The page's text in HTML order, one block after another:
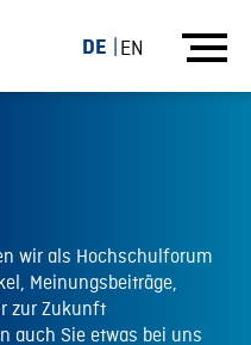
DE EN
wir als Hochschulforum
Meinungsbeiträge,
zur Zukunft
auch Sie etwas bei uns